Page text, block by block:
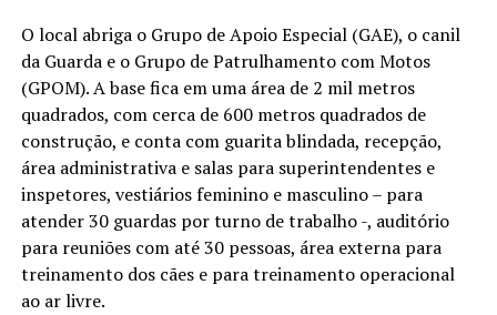
O local abriga o Grupo de Apoio Especial (GAE), o canil
da Guarda e o Grupo de Patrulhamento com Motos
(GPOM). A base fica em uma área de 2 mil metros
quadrados, com cerca de 600 metros quadrados de
construção, e conta com guarita blindada, recepção,
área administrativa e salas para superintendentes e
inspetores, vestiários feminino e masculino – para
atender 30 guardas por turno de trabalho -, auditório
para reuniões com até 30 pessoas, área externa para
treinamento dos cães e para treinamento operacional
ao ar livre.